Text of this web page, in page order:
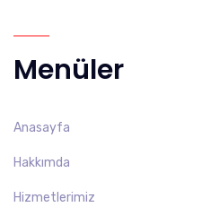
Menüler
Anasayfa
Hakkımda
Hizmetlerimiz